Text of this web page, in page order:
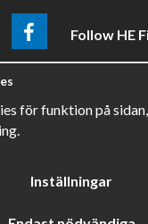
Follow HE
aboutpromotions,
för funktion på
Inställningar